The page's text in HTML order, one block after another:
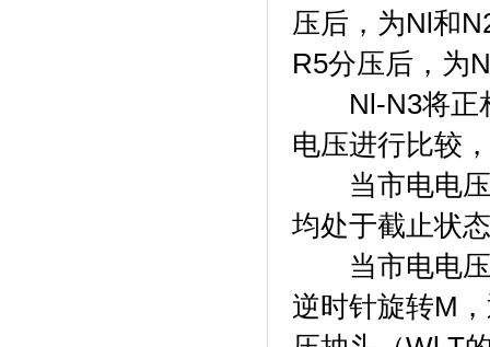
压后，为Nl和
R5分压后，为
Nl-N3将正相
电压进行比较
当市电电压
均处于截止状
当市电电压
逆时针旋转M